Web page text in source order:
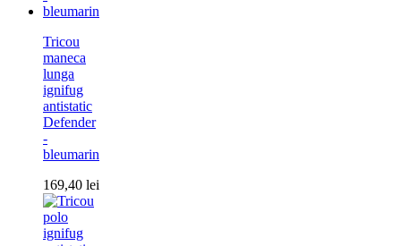
Tricou
maneca
lunga
ignifug
antistatic
Defender
-
bleumarin
169,40 lei